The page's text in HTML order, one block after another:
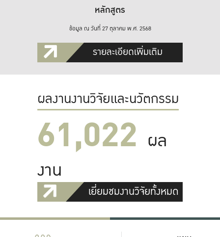
หลักสูตร
ข้อมูล ณ วันที่ 27 ตุลาคม พ.ศ. 2568
รายละเอียดเพิ่มเติม
ผลงานงานวิจัยและนวัตกรรม
61,022 ผล
งาน
เยี่ยมชมงานวิจัยทั้งหมด